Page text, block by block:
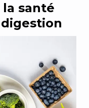
santé